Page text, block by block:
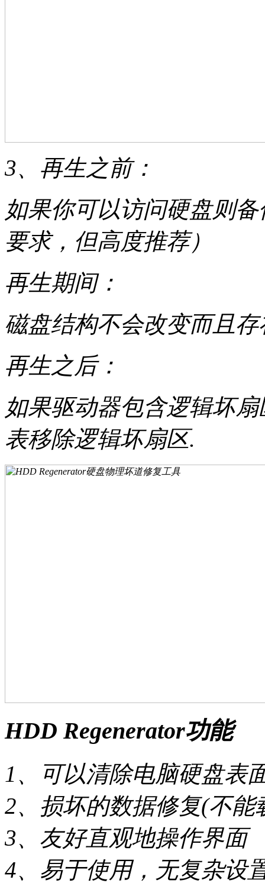
3、再生之前：
如果你可以访问硬盘则
要求，但高度推荐）
再生期间：
磁盘结构不会改变而且
再生之后：
如果驱动器包含逻辑坏
表移除逻辑坏扇区.
HDD Regenerator功能
1、可以清除电脑硬盘表
2、损坏的数据修复(不
3、友好直观地操作界面
4、易于使用，无复杂设